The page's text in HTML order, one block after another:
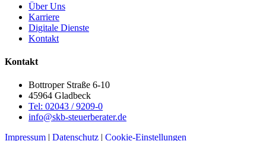
Über Uns
Karriere
Digitale Dienste
Kontakt
Kontakt
Bottroper Straße 6-10
45964 Gladbeck
Tel: 02043 / 9209-0
info@skb-steuerberater.de
Impressum | Datenschutz | Cookie-Einstellungen